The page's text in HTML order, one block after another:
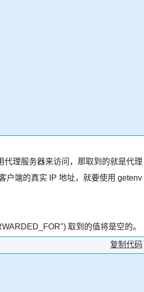
理服务器来访问，那取到的就是代理
户端的真实 IP 地址，就要使用 getenv
取到的值将是空的。
复制代码